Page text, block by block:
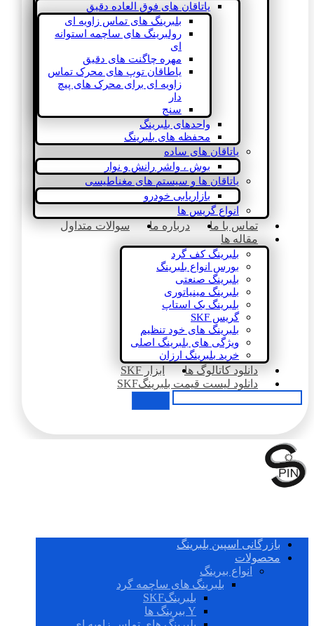
یاتاقان های فوق العاده دقیق
بلبرینگ های تماس زاویه ای
رولبرینگ های ساچمه استوانه
ای
مهره چاگنت های دقیق
یاطاقان توپ های محرک تماس
زاویه ای برای محرک های پیچ
دار
سنج
واحدهای بلبرینگ
محفظه های بلبرینگ
یاتاقان های ساده
بوش ، واشر رانش و نوار
یاتاقان ها و سیستم های مغناطیسی
بازاریابی خودرو
انواع گریس ها
تماس با ما درباره ما
سوالات متداول
مقاله ها
بلبرینگ کف گرد
بورس انواع بلبرینگ
بلبرینگ صنعتی
بلبرینگ مینیاتوری
بلبرینگ بک استاپ
گریس SKF
بلبرینگ های خود تنظیم
ویژگی های بلبرینگ اصلی
خرید بلبرینگ ارزان
دانلود کاتالوگ ها
ابزار SKF
دانلود لیست قیمت بلبرینگSKF
بازرگانی اسپین بلبرینگ
محصولات
انواع بیرینگ
بلبرینگ های ساچمه گرد
بلبرینگSKF
Y بیرینگ ها